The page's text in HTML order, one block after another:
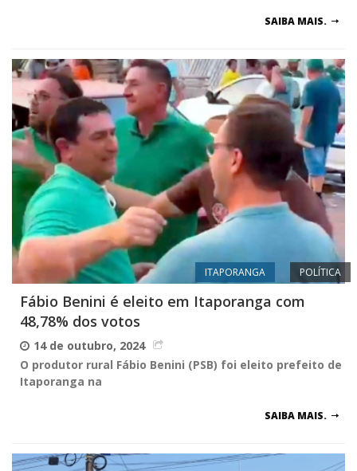
SAIBA MAIS.
ITAPORANGA POLÍTICA
Fábio Benini é eleito em Itaporanga com
48,78% dos votos
14 de outubro, 2024
O produtor rural Fábio Benini (PSB) foi eleito prefeito de
Itaporanga na
SAIBA MAIS.